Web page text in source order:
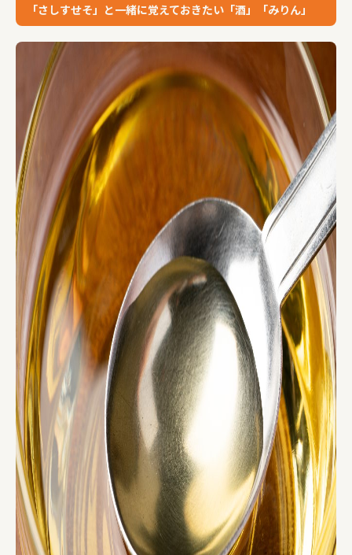
「さしすせそ」と一緒に覚えておきたい「酒」「みりん」